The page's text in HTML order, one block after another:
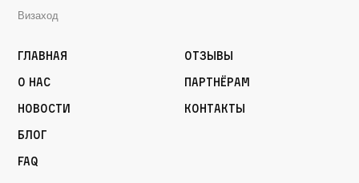
Визаход
Главная
О нас
Новости
Блог
FAQ
Отзывы
Партнёрам
Контакты